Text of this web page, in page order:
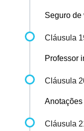
Seguro de
Cláusula
Professor
Cláusula
Anotações
Cláusula